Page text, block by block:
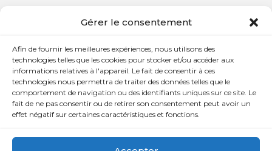
Gérer le consentement
Afin de fournir les meilleures expériences, nous utilisons des
technologies telles que les cookies pour stocker et/ou accéder aux
informations relatives à l'appareil. Le fait de consentir à ces
technologies nous permettra de traiter des données telles que le
comportement de navigation ou des identifiants uniques sur ce site. Le
fait de ne pas consentir ou de retirer son consentement peut avoir un
effet négatif sur certaines caractéristiques et fonctions.
Contact
 450 654-3342
 info@charlesrajotte.com
765, rue Notre-Dame